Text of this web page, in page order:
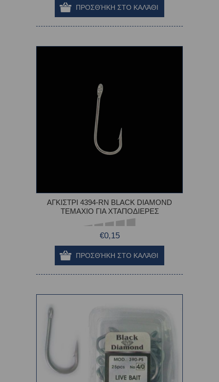
ΑΓΚΙΣΤΡΙ 4394-RN BLACK DIAMOND
TEMAXIO ΓΙΑ ΧΤΑΠΟΔΙΕΡΕΣ
€0,15